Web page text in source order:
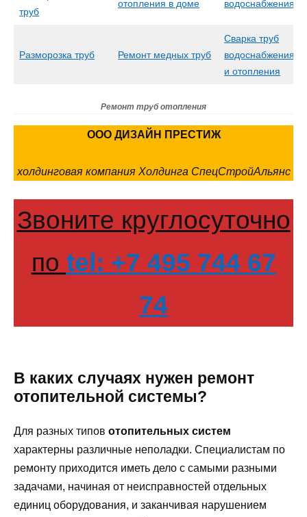
труб
отопления в доме водоснабжения
Разморозка труб Ремонт медных труб
Сварка труб
водоснабжения
и отопления
Ремонт труб отопления
ООО ДИЗАЙН ПРЕСТИЖ
холдинговая компания Холдинга СпецСтройАльянс
Звоните круглосуточно
по tel: +7 495 744 67
74
В каких случаях нужен ремонт
отопительной системы?
Для разных типов отопительных систем
характерны различные неполадки. Специалистам по
ремонту приходится иметь дело с самыми разными
задачами, начиная от неисправностей отдельных
единиц оборудования, и заканчивая нарушением